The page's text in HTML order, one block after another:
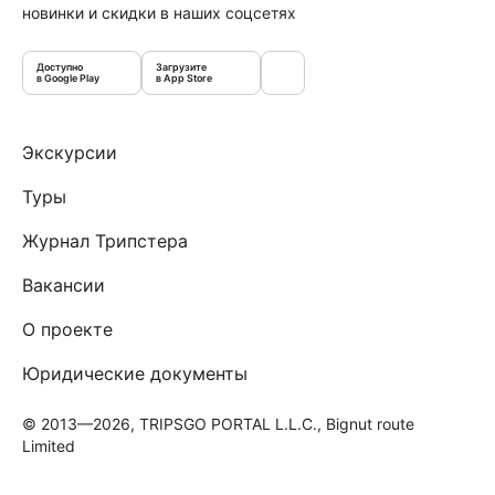
новинки и скидки в наших соцсетях
Доступно
в Google Play
Загрузите
в App Store
Экскурсии
Туры
Журнал Трипстера
Вакансии
О проекте
Юридические документы
© 2013—2026, TRIPSGO PORTAL L.L.C., Bignut route
Limited